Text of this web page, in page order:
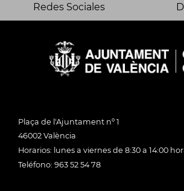
Redes Sociales
Plaça de l'Ajuntament nº 1
46002 València
Horarios: lunes a viernes de 8:30 a 14:00
Teléfono: 963 52 54 78